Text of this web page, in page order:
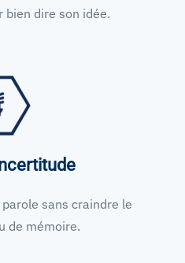
dire son idée.
sans craindre le
de mémoire.